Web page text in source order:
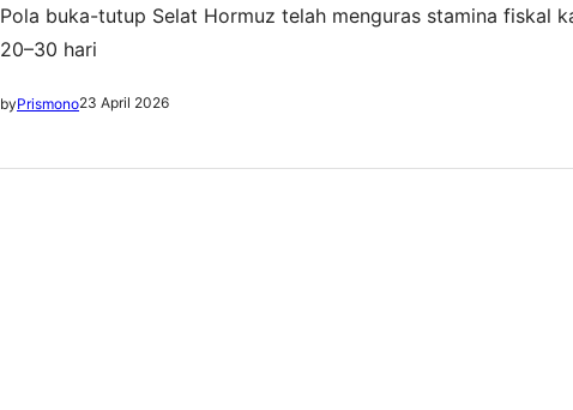
Pola buka-tutup Selat Hormuz telah menguras stamina fiskal
20–30 hari
byPrismono23 April 2026